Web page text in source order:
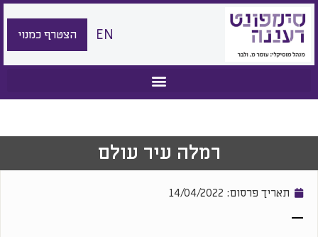
EN הצטרף כמנוי
רמלה עיר עולם
תאריך פרסום: 14/04/2022